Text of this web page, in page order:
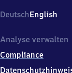
Güterstraße
13,
5
4
6
DeutschEnglish
Analyse verwalten
Compliance